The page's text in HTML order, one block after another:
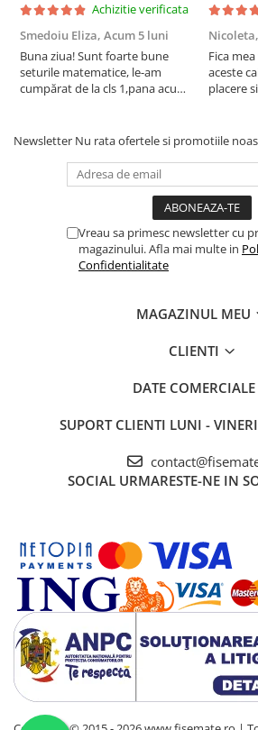
Achizitie verificata
Smedoiu Eliza, Acum 5 luni
Buna ziua! Sunt foarte bune
seturile matematice, le-am
cumpărat de la cls 1,pana acum
Nicoleta,
Fica
aceste
placere
Newsletter Nu rata ofertele si promotiile
Vreau sa primesc newsletter cu
magazinului. Afla mai multe in
Confidentialitate
MAGAZINUL MEU
CLIENTI
DATE COMERCIALE
SUPORT CLIENTI LUNI -
SOCIAL URMARESTE-NE IN